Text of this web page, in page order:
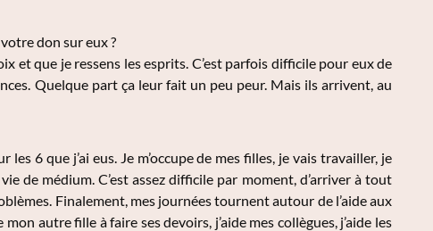
don sur eux ?
et que je ressens les esprits. C’est parfois difficile pour eux de
Quelque part ça leur fait un peu peur. Mais ils arrivent, au
6 que j’ai eus. Je m’occupe de mes filles, je vais travailler, je
de médium. C’est assez difficile par moment, d’arriver à tout
Finalement, mes journées tournent autour de l’aide aux
autre fille à faire ses devoirs, j’aide mes collègues, j’aide les